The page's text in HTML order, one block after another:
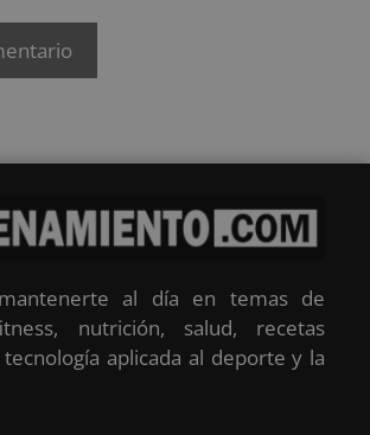
al día en temas de
nutrición, salud, recetas
aplicada al deporte y la